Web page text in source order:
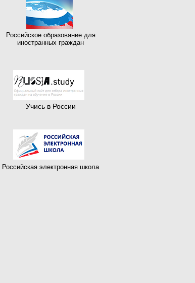
Российское образование для
иностранных граждан
Учись в России
Российская электронная школа